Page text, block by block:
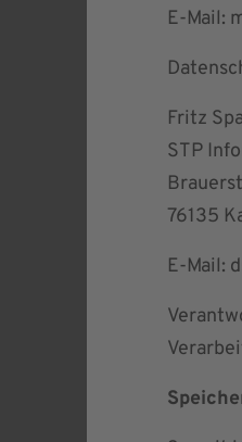
E-Mail:
Fritz
STP
76135
E-Mail: